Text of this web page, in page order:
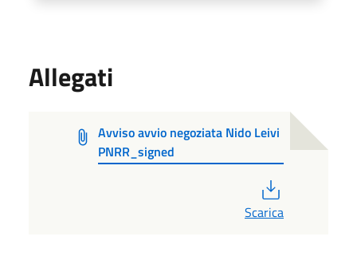
Allegati
Avviso avvio negoziata Nido Leivi
PNRR_signed
Scarica